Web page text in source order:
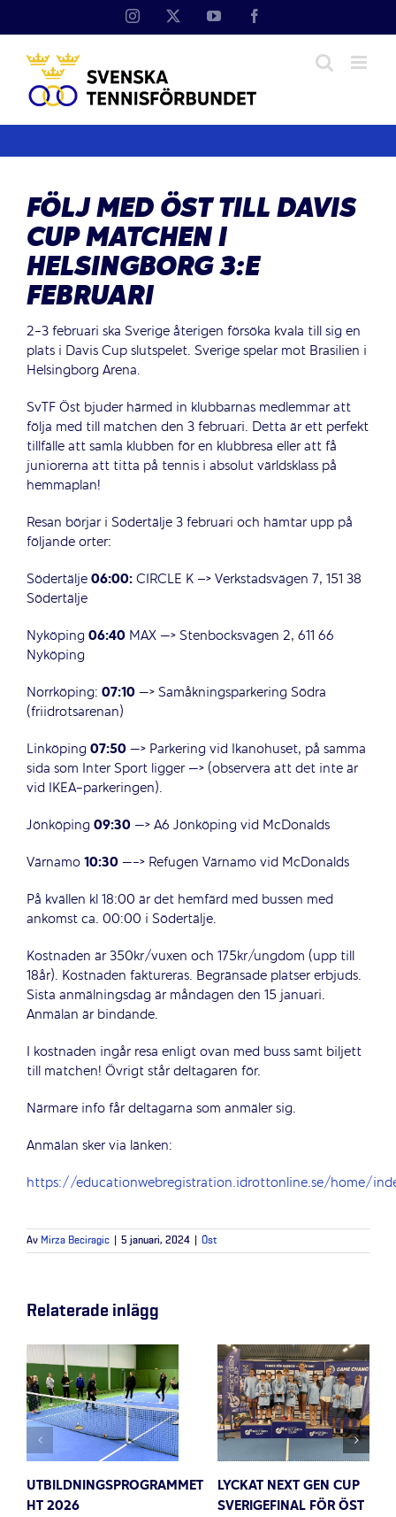
Instagram YouTube
FÖLJ MED ÖST TILL DAVIS
CUP MATCHEN I
HELSINGBORG 3:E
FEBRUARI
2-3 februari ska Sverige återigen försöka kvala till sig en
plats i Davis Cup slutspelet. Sverige spelar mot Brasilien i
Helsingborg Arena.
SvTF Öst bjuder härmed in klubbarnas medlemmar att
följa med till matchen den 3 februari. Detta är ett perfekt
tillfälle att samla klubben för en klubbresa eller att få
juniorerna att titta på tennis i absolut världsklass på
hemmaplan!
Resan börjar i Södertälje 3 februari och hämtar upp på
följande orter:
Södertälje06:00:CIRCLE K –> Verkstadsvägen 7, 151 38
Södertälje
Nyköping 06:40MAX —> Stenbocksvägen 2, 611 66
Nyköping
Norrköping: 07:10 —> Samåkningsparkering Södra
(friidrotsarenan)
Linköping 07:50—> Parkering vid Ikanohuset, på samma
sida som Inter Sport ligger —> (observera att det inte är
vid IKEA-parkeringen).
Jönköping 09:30—> A6 Jönköping vid McDonalds
Värnamo10:30—-> Refugen Värnamo vid McDonalds
På kvällen kl 18:00 är det hemfärd med bussen med
ankomst ca. 00:00 i Södertälje.
Kostnaden är 350kr/vuxen och 175kr/ungdom (upp till
18år). Kostnaden faktureras. Begränsade platser erbjuds.
Sista anmälningsdag är måndagen den 15 januari.
Anmälan är bindande.
I kostnaden ingår resa enligt ovan med buss samt biljett
till matchen! Övrigt står deltagaren för.
Närmare info får deltagarna som anmäler sig.
Anmälan sker via länken:
https://educationwebregistration.idrottonline.se/home/
Av Mirza Beciragic 5 januari, 2024 Öst
Relaterade inlägg
UTBILDNINGSPROGRAMMET
HT 2026
LYCKAT NEXT GEN CUP
SVERIGEFINAL FÖR ÖST